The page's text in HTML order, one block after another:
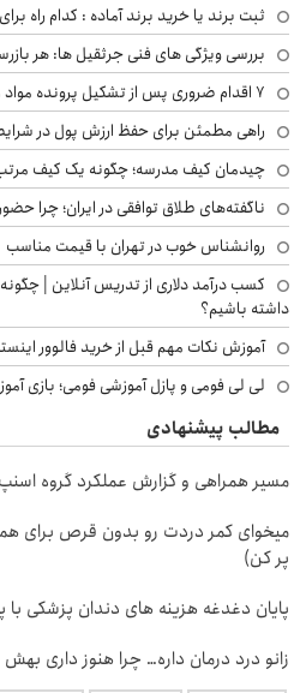
ثبت برند یا خرید برند آماده : کدام راه
بررسی ویژگی های فنی جرثقیل ها: هر
۷ اقدام ضروری پس از تشکیل پرونده مواد مخدر؛ راهنمای خانواده‌ها
راهی مطمئن برای حفظ ارزش پول در
چیدمان کیف مدرسه؛ چگونه یک کیف
ناگفته‌های طلاق توافقی در ایران؛
روانشناس خوب در تهران با قیمت مناسب
کسب درآمد دلاری از تدریس آنلاین |
داشته باشیم؟
آموزش نکات مهم قبل از خرید فالوور
لی لی فومی و پازل آموزشی فومی؛ بازی
مطالب پیشنهادی
مسیر همراهی و گزارش عملکرد گروه اسنپ در
میخوای کمر دردت رو بدون قرص برای
پر کن)
پایان دغدغه هزینه های دندان پزشکی
زانو درد درمان داره… چرا هنوز داری